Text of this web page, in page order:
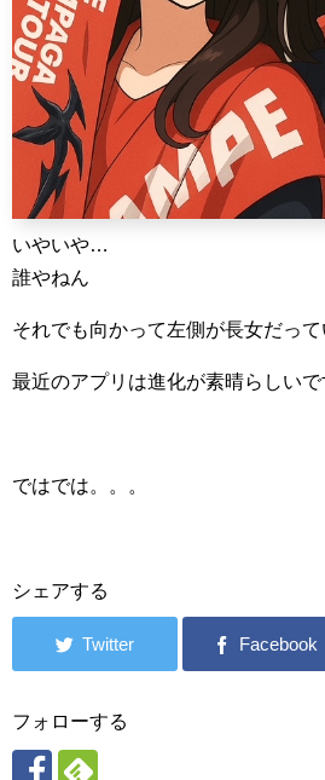
いやいや…
誰やねん
それでも向かって左側が長女だっ
最近のアプリは進化が素晴らしいで
ではでは。。。
シェアする
フォローする